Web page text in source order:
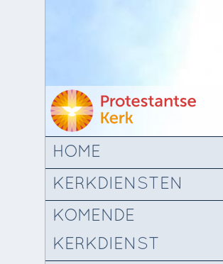
HOME
KERKDIENSTEN
KOMENDE
KERKDIENST